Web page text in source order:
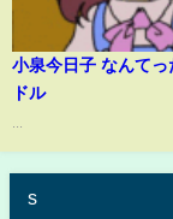
小泉今日子 なんてっ
ドル
s